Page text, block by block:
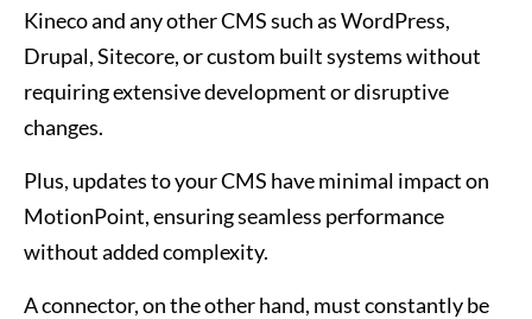
Kineco and any other CMS such as WordPress,
Drupal, Sitecore, or custom built systems without
requiring extensive development or disruptive
changes.
Plus, updates to your CMS have minimal impact on
MotionPoint, ensuring seamless performance
without added complexity.
A connector, on the other hand, must constantly be